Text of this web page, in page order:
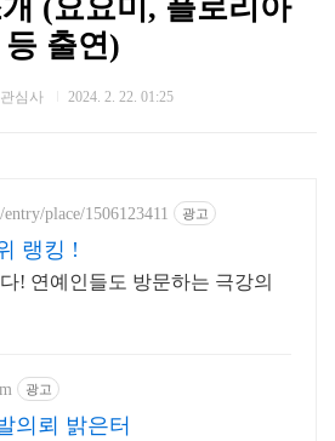
(요요미, 플로리아
등 출연)
심사 2024. 2. 22. 01:25
place/1506123411 광고
랭킹 !
! 연예인들도 방문하는 극강의
광고
의뢰 밝은터